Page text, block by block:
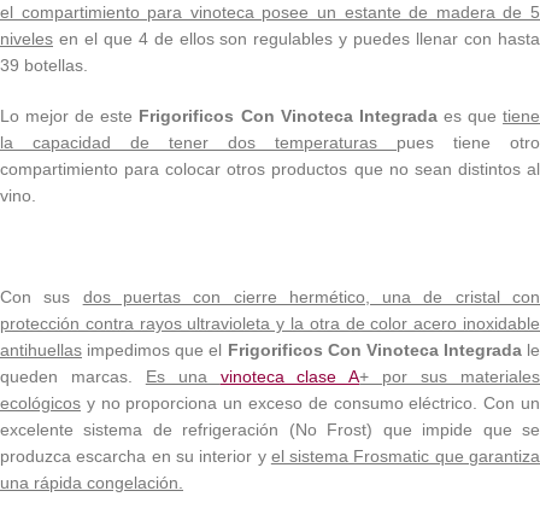
el compartimiento para vinoteca posee un estante de madera de 5
niveles en el que 4 de ellos son regulables y puedes llenar con hasta
39 botellas.
Lo mejor de este Frigorificos Con Vinoteca Integradaes quetiene
la capacidad de tener dos temperaturas pues tiene otro
compartimiento para colocar otros productos que no sean distintos al
vino.
Con sus dos puertas con cierre hermético, una de cristal con
protección contra rayos ultravioleta y la otra de color acero inoxidable
antihuellas impedimos que el Frigorificos Con Vinoteca Integradale
queden marcas. Es una vinoteca clase A+ por sus materiales
ecológicos y no proporciona un exceso de consumo eléctrico. Con un
excelente sistema de refrigeración (No Frost) que impide que se
produzca escarcha en su interior y el sistema Frosmatic que garantiza
una rápida congelación.